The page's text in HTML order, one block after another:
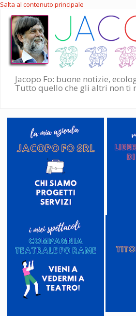
Salta al contenuto principale
Jacopo Fo: buone notizie,
Tutto quello che gli altri non ti